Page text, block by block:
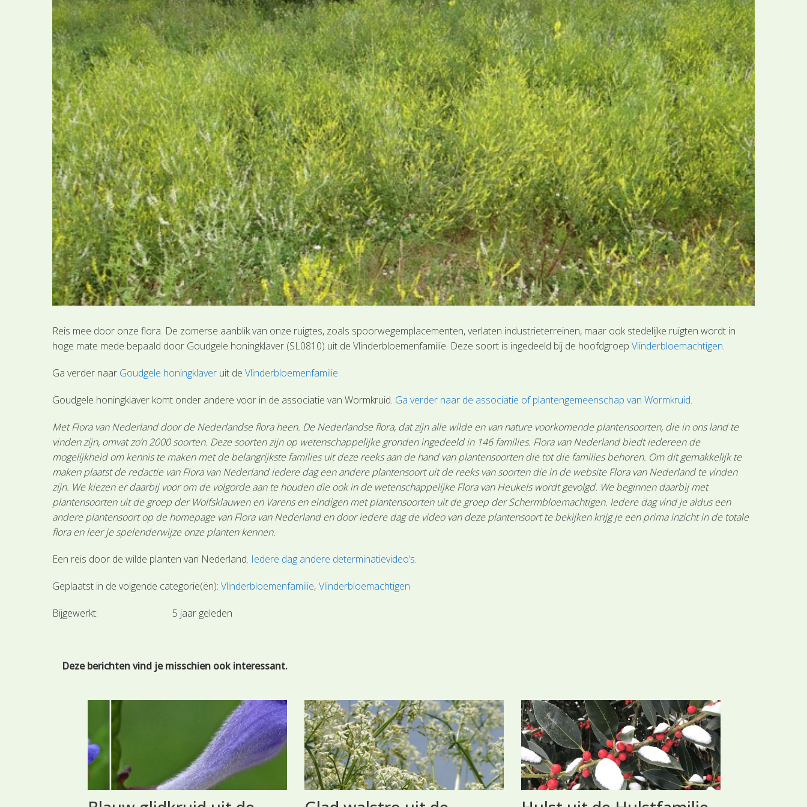
Reis mee door onze flora. De zomerse aanblik van onze ruigtes, zoals spoorwegemplacementen, verlaten industrieterreinen, maar ook stedelijke ruigten wordt in
hoge mate mede bepaald door Goudgele honingklaver (SL0810) uit de Vlinderbloemenfamilie. Deze soort is ingedeeld bij de hoofdgroepVlinderbloemachtigen.
Ga verder naar Goudgele honingklaver uit deVlinderbloemenfamilie
Goudgele honingklaver komt onder andere voor in de associatie van Wormkruid. Ga verder naar de associatie of plantengemeenschap van Wormkruid.
Met Flora van Nederland door de Nederlandse flora heen. De Nederlandse flora, dat zijn alle wilde en van nature voorkomende plantensoorten, die in ons land te
vinden zijn, omvat zo’n 2000 soorten. Deze soorten zijn op wetenschappelijke gronden ingedeeld in 146 families. Flora van Nederland biedt iedereen de
mogelijkheid om kennis te maken met de belangrijkste families uit deze reeks aan de hand van plantensoorten die tot die families behoren. Om dit gemakkelijk te
maken plaatst de redactie van Flora van Nederland iedere dag een andere plantensoort uit de reeks van soorten die in de website Flora van Nederland te vinden
zijn. We kiezen er daarbij voor om de volgorde aan te houden die ook in de wetenschappelijke Flora van Heukels wordt gevolgd. We beginnen daarbij met
plantensoorten uit de groep der Wolfsklauwen en Varens en eindigen met plantensoorten uit de groep der Schermbloemachtigen. Iedere dag vind je aldus een
andere plantensoort op de homepage van Flora van Nederland en door iedere dag de video van deze plantensoort te bekijken krijg je een prima inzicht in de totale
flora en leer je spelenderwijze onze planten kennen.
Een reis door de wilde planten van Nederland. Iedere dag andere determinatievideo’s.
Geplaatst in de volgende categorie(ën):Vlinderbloemenfamilie Vlinderbloemachtigen
Bijgewerkt: 5 jaar geleden
Deze berichten vind je misschien ook interessant.